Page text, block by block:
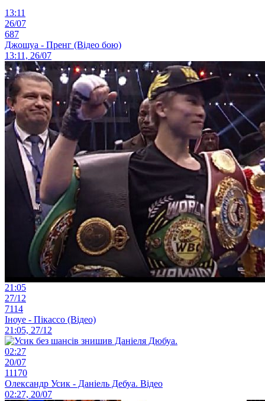
13:11
26/07
687
Джошуа - Пренг (Відео бою)
13:11, 26/07
21:05
27/12
7114
Іноуе - Пікассо (Відео)
21:05, 27/12
02:27
20/07
11170
Олександр Усик - Даніель Дебуа. Відео
02:27, 20/07